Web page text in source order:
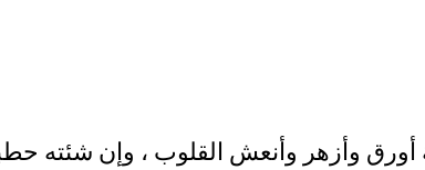
وأزهر وأنعش القلوب ، وإن شئته